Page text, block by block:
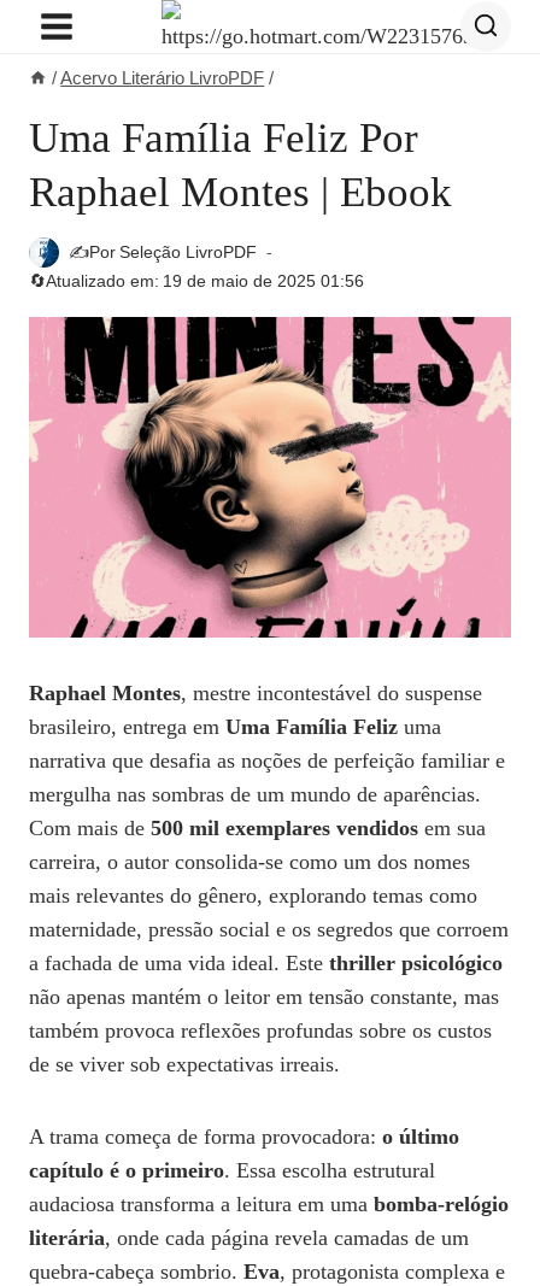
Pular
/Acervo Literário LivroPDF /
Uma Família Feliz Por
Raphael Montes | Ebook
✍️PorSeleção LivroPDF
🔄Atualizado em: 19 de maio de 2025 01:56
Raphael Montes, mestre incontestável do suspense
brasileiro, entrega em Uma Família Feliz uma
narrativa que desafia as noções de perfeição familiar e
mergulha nas sombras de um mundo de aparências.
Com mais de 500 mil exemplares vendidos em sua
carreira, o autor consolida-se como um dos nomes
mais relevantes do gênero, explorando temas como
maternidade, pressão social e os segredos que corroem
a fachada de uma vida ideal. Este thriller psicológico
não apenas mantém o leitor em tensão constante, mas
também provoca reflexões profundas sobre os custos
de se viver sob expectativas irreais.
A trama começa de forma provocadora: o último
capítulo é o primeiro. Essa escolha estrutural
audaciosa transforma a leitura em uma bomba-relógio
literária, onde cada página revela camadas de um
quebra-cabeça sombrio. Eva, protagonista complexa e